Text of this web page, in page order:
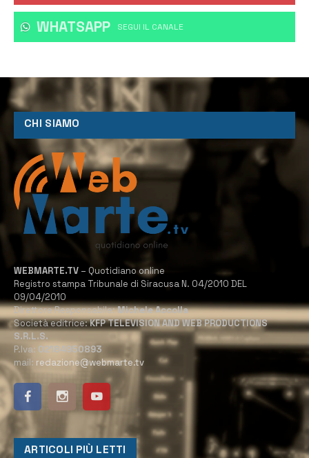
WHATSAPP ‎SEGUI IL CANALE
CHI SIAMO
WEBMARTE.TV – Quotidiano online
Registro stampa Tribunale di Siracusa N. 04/2010 DEL
09/04/2010
Direttore Responsabile:Michele Accolla
Società editrice:KFP TELEVISION AND WEB PRODUCTIONS
S.R.L.S.
P.Iva: 02184950893
mail: redazione@webmarte.tv
ARTICOLI PIÙ LETTI